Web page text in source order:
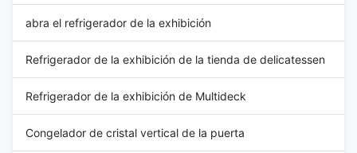
abra el refrigerador de la exhibición
Refrigerador de la exhibición de la tienda de delicatessen
Refrigerador de la exhibición de Multideck
Congelador de cristal vertical de la puerta